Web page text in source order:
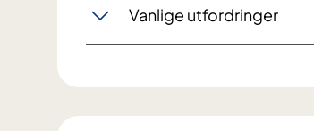
Vanlige utfordringer